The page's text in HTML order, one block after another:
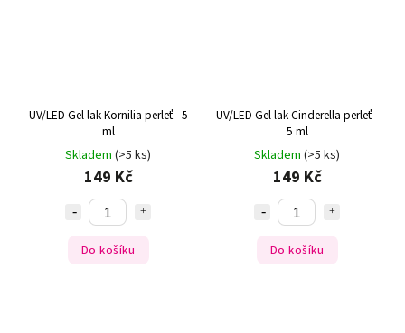
UV/LED Gel lak Kornilia perleť - 5
ml
Skladem (>5 ks)
149 Kč
Do košíku
UV/LED Gel lak Cinderella perleť -
5 ml
Skladem (>5 ks)
149 Kč
Do košíku